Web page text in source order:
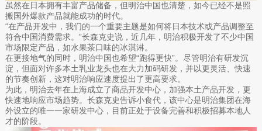
虽然在日本拥有丰富产品储备，但明治中国也清楚，如今已经不是照
搬国外爆款产品就能成功的时代。
“在产品开发中，我们的一个重要主题是如何将日本技术或产品调整至
符合中国消费需求。”长森克史说，近几年，明治积极开发了不少中国
市场限定产品，如水果茶口味的冰淇淋。
在更接地气的同时，明治中国也希望“跑得更快”。尽管明治有研发沉
淀，但面对许多本土乳业龙头也在大力加码研发，并以更灵活、快速
的节奏创新，这对明治响应速度提出了更高要求。
为此，明治去年在上海成立了商品开发中心，加强本土产品开发，更
快速地响应市场趋势。长森克史告诉小食代，该中心是明治集团在海
外设立的唯一一家研发中心，目前正处于设备完善和积极招募本地人
才的阶段。